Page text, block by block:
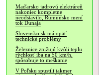
Maďarsko jadrovú elektráreň
nakoniec kompletne
neodstavilo, Rumunsko mení
tok Dunaja
Slovensko.sk má opäť
technické problémy
Železnice znižujú kvôli teplu
rýchlosť iba na 50 km/h,
spôsobuje to meškanie
V Poľsku spustili takmer